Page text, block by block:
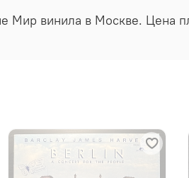
Мир винила в Москве. Цена